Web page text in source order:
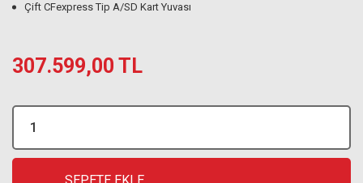
Çift CFexpress Tip A/SD Kart Yuvası
307.599,00 TL
SEPETE EKLE